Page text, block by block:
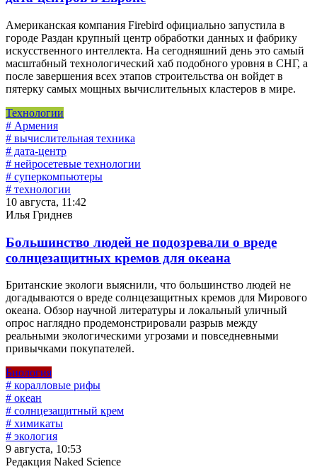
Американская компания Firebird официально запустила в
городе Раздан крупный центр обработки данных и фабрику
искусственного интеллекта. На сегодняшний день это самый
масштабный технологический хаб подобного уровня в СНГ, а
после завершения всех этапов строительства он войдет в
пятерку самых мощных вычислительных кластеров в мире.
Технологии
# Армения
# вычислительная техника
# дата-центр
# нейросетевые технологии
# суперкомпьютеры
# технологии
10 августа, 11:42
Илья Гриднев
Большинство людей не подозревали о вреде
солнцезащитных кремов для океана
Британские экологи выяснили, что большинство людей не
догадываются о вреде солнцезащитных кремов для Мирового
океана. Обзор научной литературы и локальный уличный
опрос наглядно продемонстрировали разрыв между
реальными экологическими угрозами и повседневными
привычками покупателей.
Биология
# коралловые рифы
# океан
# солнцезащитный крем
# химикаты
# экология
9 августа, 10:53
Редакция Naked Science